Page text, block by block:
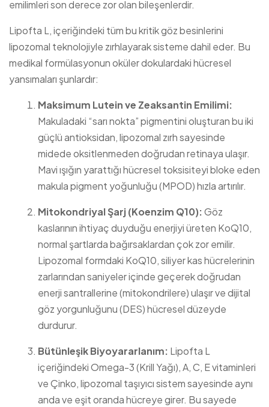
emilimleri son derece zor olan bileşenlerdir.
Lipofta L, içeriğindeki tüm bu kritik göz besinlerini
lipozomal teknolojiyle zırhlayarak sisteme dahil eder. Bu
medikal formülasyonun oküler dokulardaki hücresel
yansımaları şunlardır:
Maksimum Lutein ve Zeaksantin Emilimi:
Makuladaki “sarı nokta” pigmentini oluşturan bu iki
güçlü antioksidan, lipozomal zırh sayesinde
midede oksitlenmeden doğrudan retinaya ulaşır.
Mavi ışığın yarattığı hücresel toksisiteyi bloke eden
makula pigment yoğunluğu (MPOD) hızla artırılır.
Mitokondriyal Şarj (Koenzim Q10):Göz
kaslarının ihtiyaç duyduğu enerjiyi üreten KoQ10,
normal şartlarda bağırsaklardan çok zor emilir.
Lipozomal formdaki KoQ10, siliyer kas hücrelerinin
zarlarından saniyeler içinde geçerek doğrudan
enerji santrallerine (mitokondrilere) ulaşır ve dijital
göz yorgunluğunu (DES) hücresel düzeyde
durdurur.
Bütünleşik Biyoyararlanım: Lipofta L
içeriğindeki Omega-3 (Krill Yağı), A, C, E vitaminleri
ve Çinko, lipozomal taşıyıcı sistem sayesinde aynı
anda ve eşit oranda hücreye girer. Bu sayede